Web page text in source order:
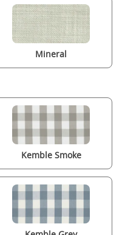
Mineral
Kemble Smoke